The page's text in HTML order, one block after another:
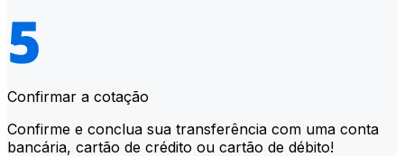
Confirmar a cotação
Confirme e conclua sua transferência com uma conta
bancária, cartão de crédito ou cartão de débito!